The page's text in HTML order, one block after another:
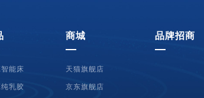
能床
乳胶
商城
天猫旗舰店
京东旗舰店
品牌招商